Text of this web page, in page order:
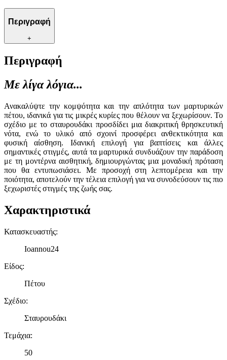
Περιγραφή
+
Περιγραφή
Με λίγα λόγια...
Ανακαλύψτε την κομψότητα και την απλότητα των μαρτυρικών
πέτου, ιδανικά για τις μικρές κυρίες που θέλουν να ξεχωρίσουν. Το
σχέδιο με το σταυρουδάκι προσδίδει μια διακριτική θρησκευτική
νότα, ενώ το υλικό από σχοινί προσφέρει ανθεκτικότητα και
φυσική αίσθηση. Ιδανική επιλογή για βαπτίσεις και άλλες
σημαντικές στιγμές, αυτά τα μαρτυρικά συνδυάζουν την παράδοση
με τη μοντέρνα αισθητική, δημιουργώντας μια μοναδική πρόταση
που θα εντυπωσιάσει. Με προσοχή στη λεπτομέρεια και την
ποιότητα, αποτελούν την τέλεια επιλογή για να συνοδεύσουν τις πιο
ξεχωριστές στιγμές της ζωής σας.
Χαρακτηριστικά
Κατασκευαστής:
Ioannou24
Είδος:
Πέτου
Σχέδιο:
Σταυρουδάκι
Τεμάχια:
50